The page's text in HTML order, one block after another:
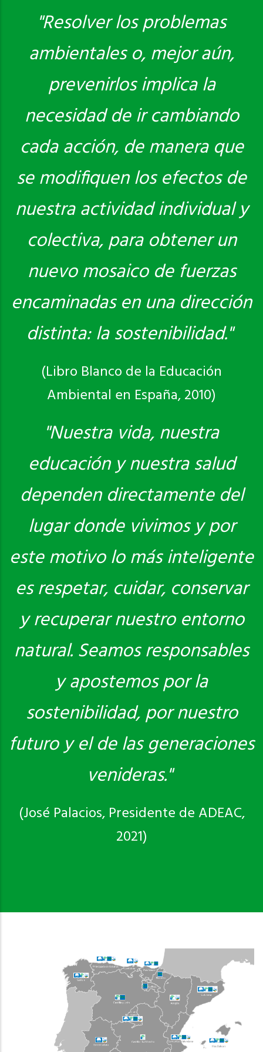
Saber más
"Resolver los problemas
ambientales o, mejor aún,
prevenirlos implica la
necesidad de ir cambiando
cada acción, de manera que
se modifiquen los efectos de
nuestra actividad individual y
colectiva, para obtener un
nuevo mosaico de fuerzas
encaminadas en una dirección
distinta: la sostenibilidad."
(Libro Blanco de la Educación
Ambiental en España, 2010)
"Nuestra vida, nuestra
educación y nuestra salud
dependen directamente del
lugar donde vivimos y por
este motivo lo más inteligente
es respetar, cuidar, conservar
y recuperar nuestro entorno
natural. Seamos responsables
y apostemos por la
sostenibilidad, por nuestro
futuro y el de las generaciones
venideras."
(José Palacios, Presidente de ADEAC,
2021)